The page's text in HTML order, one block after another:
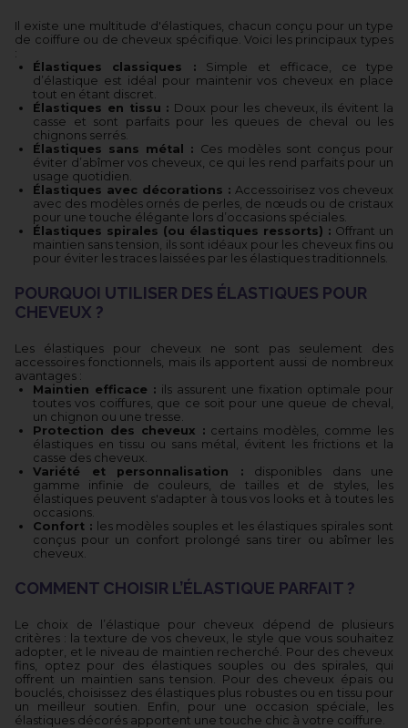
Il existe une multitude d'élastiques, chacun conçu pour un type
de coiffure ou de cheveux spécifique. Voici les principaux types
:
Élastiques classiques : Simple et efficace, ce type
d’élastique est idéal pour maintenir vos cheveux en place
tout en étant discret.
Élastiques en tissu : Doux pour les cheveux, ils évitent la
casse et sont parfaits pour les queues de cheval ou les
chignons serrés.
Élastiques sans métal : Ces modèles sont conçus pour
éviter d’abîmer vos cheveux, ce qui les rend parfaits pour un
usage quotidien.
Élastiques avec décorations : Accessoirisez vos cheveux
avec des modèles ornés de perles, de nœuds ou de cristaux
pour une touche élégante lors d’occasions spéciales.
Élastiques spirales (ou élastiques ressorts) : Offrant un
maintien sans tension, ils sont idéaux pour les cheveux fins ou
pour éviter les traces laissées par les élastiques traditionnels.
POURQUOI UTILISER DES ÉLASTIQUES POUR
CHEVEUX ?
Les élastiques pour cheveux ne sont pas seulement des
accessoires fonctionnels, mais ils apportent aussi de nombreux
avantages :
Maintien efficace : ils assurent une fixation optimale pour
toutes vos coiffures, que ce soit pour une queue de cheval,
un chignon ou une tresse.
Protection des cheveux : certains modèles, comme les
élastiques en tissu ou sans métal, évitent les frictions et la
casse des cheveux.
Variété et personnalisation : disponibles dans une
gamme infinie de couleurs, de tailles et de styles, les
élastiques peuvent s'adapter à tous vos looks et à toutes les
occasions.
Confort : les modèles souples et les élastiques spirales sont
conçus pour un confort prolongé sans tirer ou abîmer les
cheveux.
COMMENT CHOISIR L’ÉLASTIQUE PARFAIT ?
Le choix de l’élastique pour cheveux dépend de plusieurs
critères : la texture de vos cheveux, le style que vous souhaitez
adopter, et le niveau de maintien recherché. Pour des cheveux
fins, optez pour des élastiques souples ou des spirales, qui
offrent un maintien sans tension. Pour des cheveux épais ou
bouclés, choisissez des élastiques plus robustes ou en tissu pour
un meilleur soutien. Enfin, pour une occasion spéciale, les
élastiques décorés apportent une touche chic à votre coiffure.